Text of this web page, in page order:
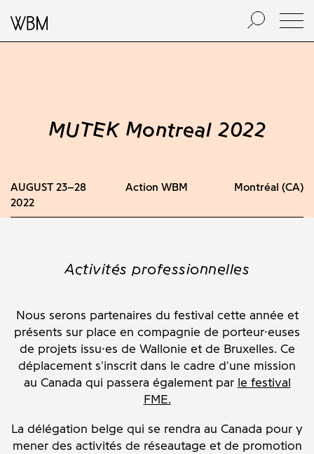
MUTEK Montreal 2022
AUGUST 23–28
2022
Action WBM Montréal (CA)
Activités professionnelles
Nous serons partenaires du festival cette année et
présents sur place en compagnie de porteur·euses
de projets issu·es de Wallonie et de Bruxelles. Ce
déplacement s'inscrit dans le cadre d'une mission
au Canada qui passera également par le festival
FME.
La délégation belge qui se rendra au Canada pour y
mener des activités de réseautage et de promotion